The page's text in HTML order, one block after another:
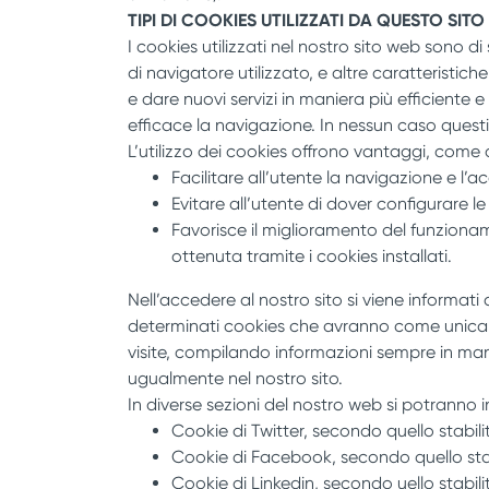
TIPI DI COOKIES UTILIZZATI DA QUESTO
I cookies utilizzati nel nostro sito web sono
di navigatore utilizzato, e altre
e dare nuovi servizi in maniera più efficiente
efficace la navigazione. In nessun caso
L’utilizzo dei cookies offrono vantaggi, come
Facilitare all’utente la navigazione e
Evitare all’utente di dover configurare
Favorisce il miglioramento del
ottenuta tramite i cookies installati.
Nell’accedere al nostro sito si viene
determinati cookies che avranno come
visite, compilando informazioni sempre in
ugualmente nel nostro sito.
In diverse sezioni del nostro web si
Cookie di Twitter, secondo quello
Cookie di Facebook, secondo quello
Cookie di Linkedin, secondo uello